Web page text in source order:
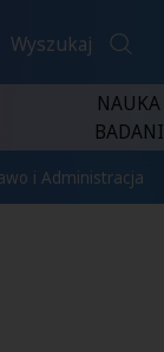
Wyszukaj
i Administracja